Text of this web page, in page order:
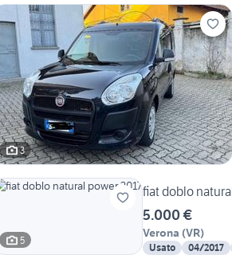
3
5
5.000 €
Verona (VR)
Usato 04/2017